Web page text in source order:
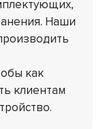
Наши
как
клиентам